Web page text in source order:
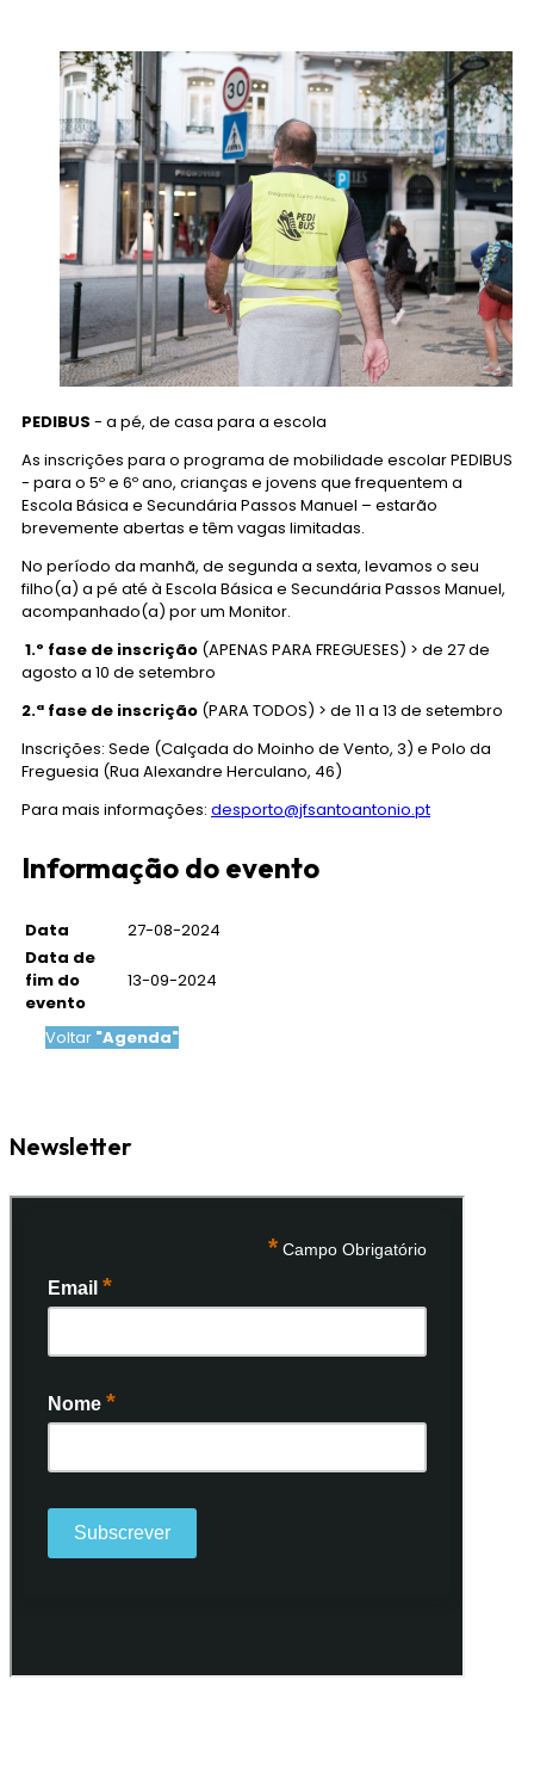
PEDIBUS - a pé, de casa para a escola
As inscrições para o programa de mobilidade escolar PEDIBUS
- para o 5º e 6º ano, crianças e jovens que frequentem a
Escola Básica e Secundária Passos Manuel – estarão
brevemente abertas e têm vagas limitadas.
No período da manhã, de segunda a sexta, levamos o seu
filho(a) a pé até à Escola Básica e Secundária Passos Manuel,
acompanhado(a) por um Monitor.
1.º fase de inscrição (APENAS PARA FREGUESES) > de 27 de
agosto a 10 de setembro
2.ª fase de inscrição (PARA TODOS) > de 11 a 13 de setembro
Inscrições: Sede (Calçada do Moinho de Vento, 3) e Polo da
Freguesia (Rua Alexandre Herculano, 46)
Para mais informações: desporto@jfsantoantonio.pt
Informação do evento
Data
27-08-2024
Data de
fim do
evento
13-09-2024
Voltar "Agenda"
Newsletter